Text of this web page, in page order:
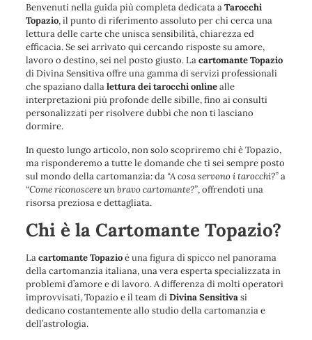
Benvenuti nella guida più completa dedicata aTarocchi
Topazio, il punto di riferimento assoluto per chi cerca una
lettura delle carte che unisca sensibilità, chiarezza ed
efficacia. Se sei arrivato qui cercando risposte su amore,
lavoro o destino, sei nel posto giusto. Lacartomante Topazio
di Divina Sensitiva offre una gamma di servizi professionali
che spaziano dallalettura dei tarocchi onlinealle
interpretazioni più profonde delle sibille, fino ai consulti
personalizzati per risolvere dubbi che non ti lasciano
dormire.
In questo lungo articolo, non solo scopriremo chi è Topazio,
ma risponderemo a tutte le domande che ti sei sempre posto
sul mondo della cartomanzia: da “A cosa servono i tarocchi?”a
“Come riconoscere un bravo cartomante?”, offrendoti una
risorsa preziosa e dettagliata.
Chi è la Cartomante Topazio?
Lacartomante Topazioè una figura di spicco nel panorama
della cartomanzia italiana, una vera esperta specializzata in
problemi d’amore e di lavoro. A differenza di molti operatori
improvvisati, Topazio e il team diDivina Sensitivasi
dedicano costantemente allo studio della cartomanzia e
dell’astrologia.